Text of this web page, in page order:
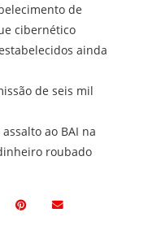
de
cibernético
ainda
de seis mil
ao BAI na
roubado